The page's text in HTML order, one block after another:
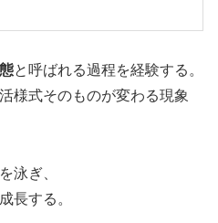
と呼ばれる過程を経験する。
様式そのものが変わる現象
泳ぎ、
長する。